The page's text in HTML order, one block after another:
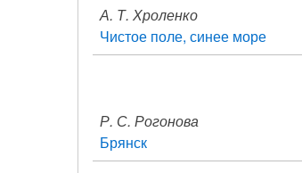
А. Т. Хроленко
Чистое поле, синее море
Р. С. Рогонова
Брянск